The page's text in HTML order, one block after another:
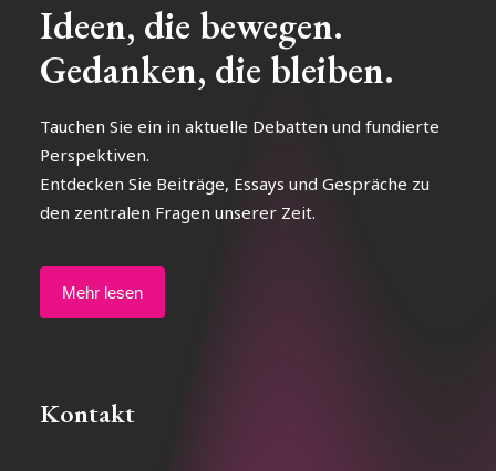
Ideen, die bewegen.
Gedanken, die bleiben.
Tauchen Sie ein in aktuelle Debatten und fundierte
Perspektiven.
Entdecken Sie Beiträge, Essays und Gespräche zu
den zentralen Fragen unserer Zeit.
Mehr lesen
Kontakt